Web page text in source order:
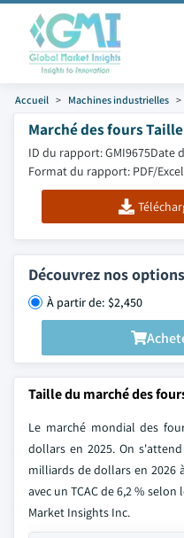
Accueil Machines industrielles
Marché des fours
ID du rapport: GMI9675Date
Format du rapport: PDF/
Découvrez nos
À partir de: $2,450
Taille du marché des
Le marché mondial des
dollars en 2025. On
milliards de dollars en 2026
avec un TCAC de 6,2 %
Market Insights Inc.